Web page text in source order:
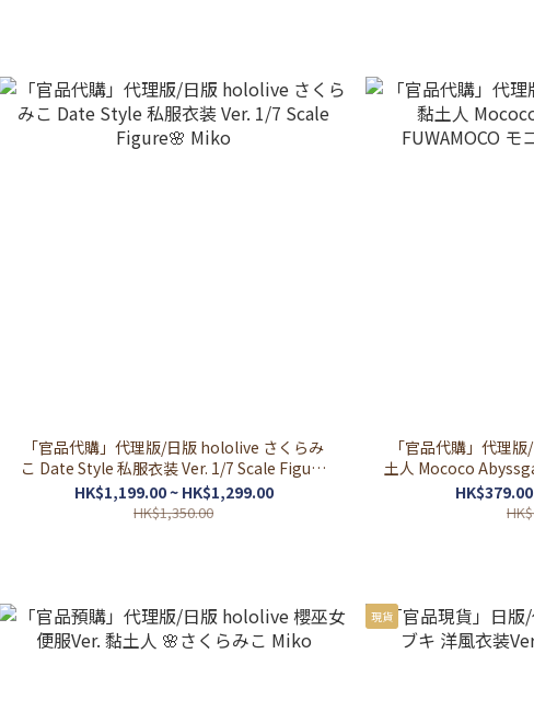
「官品代購」代理版/日版 hololive さくらみ
こ Date Style 私服衣装 Ver. 1/7 Scale Figure
🌸 Miko
HK$1,199.00 ~ HK$1,299.00
HK$1,350.00
「官品代購」代理
土人 Mococo Abyssgard 🐾🩷
ココ・
現貨